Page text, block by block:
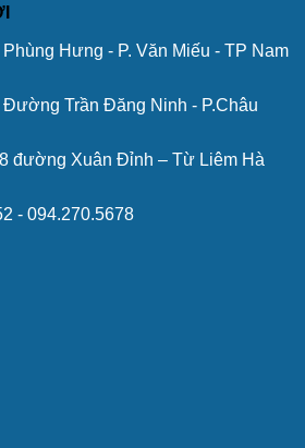
Phùng Hưng - P. Văn Miếu - TP Nam
Đường Trần Đăng Ninh - P.Châu
đường Xuân Đỉnh – Từ Liêm Hà
- 094.270.5678